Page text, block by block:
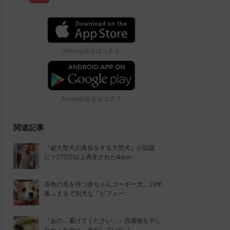
関連記事
『超大型犬の真似をする大型犬』が話題
に！270万以上再生された&quo…
茶色の毛を持つ赤ちゃんコーギー犬…13年
後→まるで別犬な『ビフォー…
『あの…避けてください…』洗濯物を干し